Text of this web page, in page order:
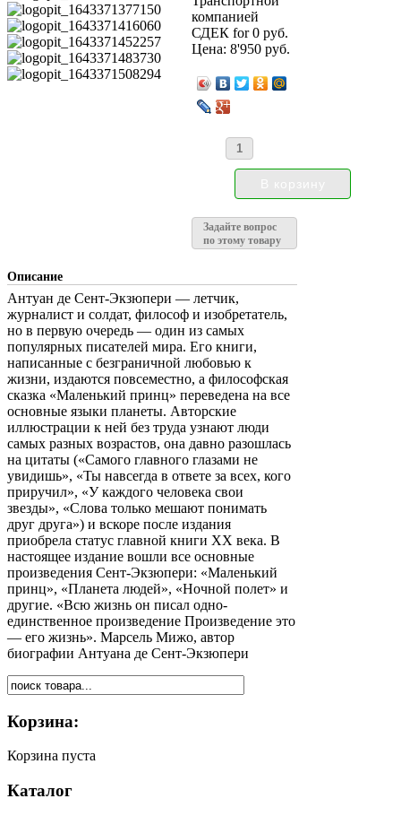
компанией
СДЕК for 0 руб.
Цена:8'950 руб.
Задайте вопрос
по этому товару
Описание
Антуан де Сент-Экзюпери — летчик,
журналист и солдат, философ и изобретатель,
но в первую очередь — один из самых
популярных писателей мира. Его книги,
написанные с безграничной любовью к
жизни, издаются повсеместно, а философская
сказка «Маленький принц» переведена на все
основные языки планеты. Авторские
иллюстрации к ней без труда узнают люди
самых разных возрастов, она давно разошлась
на цитаты («Самого главного глазами не
увидишь», «Ты навсегда в ответе за всех, кого
приручил», «У каждого человека свои
звезды», «Слова только мешают понимать
друг друга») и вскоре после издания
приобрела статус главной книги ХХ века. В
настоящее издание вошли все основные
произведения Сент-Экзюпери: «Маленький
принц», «Планета людей», «Ночной полет» и
другие. «Всю жизнь он писал одно-
единственное произведение Произведение это
— его жизнь». Марсель Мижо, автор
биографии Антуана де Сент-Экзюпери
Корзина:
Корзина пуста
Каталог